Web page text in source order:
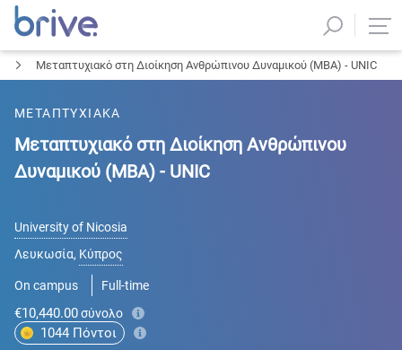
Μεταπτυχιακό στη Διοίκηση Ανθρώπινου Δυναμικού (MBA) - UNIC
ΜΕΤΑΠΤΥΧΙΑΚΑ
Μεταπτυχιακό στη Διοίκηση Ανθρώπινου
Δυναμικού (MBA) - UNIC
University of Nicosia
Λευκωσία, Κύπρος
On campus Full-time
€10,440.00σύνολο
1044 Πόντοι